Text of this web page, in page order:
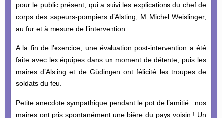
pour le public présent, qui a suivi les explications du chef de
corps des sapeurs-pompiers d’Alsting, M Michel Weislinger,
au fur et à mesure de l’intervention.
A la fin de l’exercice, une évaluation post-intervention a été
faite avec les équipes dans un moment de détente, puis les
maires d’Alsting et de Güdingen ont félicité les troupes de
soldats du feu.
Petite anecdote sympathique pendant le pot de l’amitié : nos
maires ont pris spontanément une bière du pays voisin ! Un